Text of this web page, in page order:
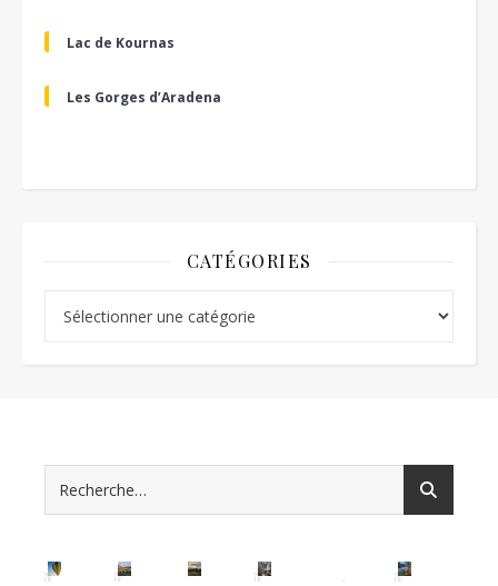
Lac de Kournas
Les Gorges d’Aradena
CATÉGORIES